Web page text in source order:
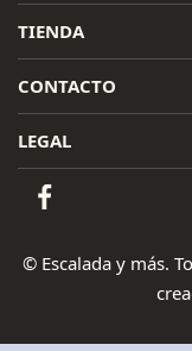
TIENDA
CONTACTO
LEGAL
© Escalada y más.